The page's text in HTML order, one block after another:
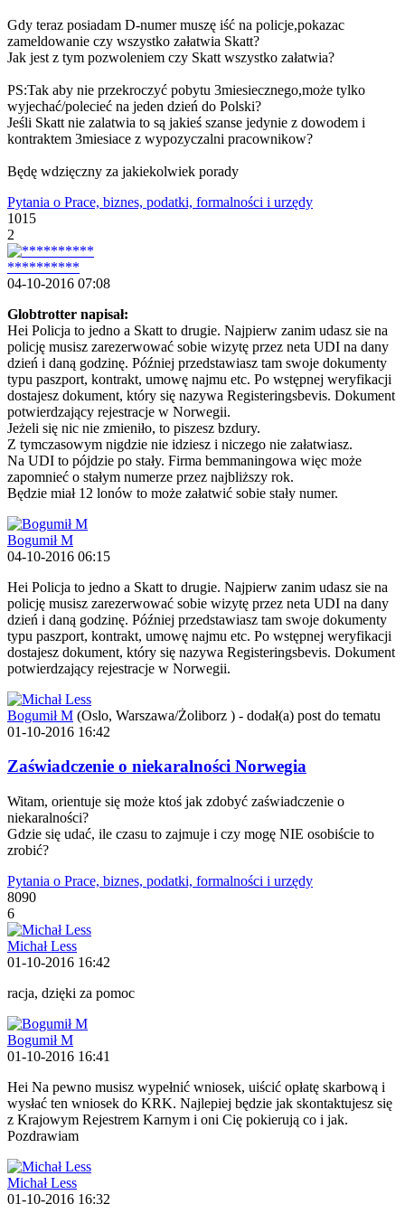
Gdy teraz posiadam D-numer muszę iść na policje,pokazac
zameldowanie czy wszystko załatwia Skatt?
Jak jest z tym pozwoleniem czy Skatt wszystko załatwia?
PS:Tak aby nie przekroczyć pobytu 3miesiecznego,może tylko
wyjechać/polecieć na jeden dzień do Polski?
Jeśli Skatt nie zalatwia to są jakieś szanse jedynie z dowodem i
kontraktem 3miesiace z wypozyczalni pracownikow?
Będę wdzięczny za jakiekolwiek porady
Pytania o Prace, biznes, podatki, formalności i urzędy
1015
2
**********
04-10-2016 07:08
Globtrotter napisał:
Hei Policja to jedno a Skatt to drugie. Najpierw zanim udasz sie na
policję musisz zarezerwować sobie wizytę przez neta UDI na dany
dzień i daną godzinę. Później przedstawiasz tam swoje dokumenty
typu paszport, kontrakt, umowę najmu etc. Po wstępnej weryfikacji
dostajesz dokument, który się nazywa Registeringsbevis. Dokument
potwierdzający rejestracje w Norwegii.
Jeżeli się nic nie zmieniło, to piszesz bzdury.
Z tymczasowym nigdzie nie idziesz i niczego nie załatwiasz.
Na UDI to pójdzie po stały. Firma bemmaningowa więc może
zapomnieć o stałym numerze przez najbliższy rok.
Będzie miał 12 lonów to może załatwić sobie stały numer.
Bogumił M
04-10-2016 06:15
Hei Policja to jedno a Skatt to drugie. Najpierw zanim udasz sie na
policję musisz zarezerwować sobie wizytę przez neta UDI na dany
dzień i daną godzinę. Później przedstawiasz tam swoje dokumenty
typu paszport, kontrakt, umowę najmu etc. Po wstępnej weryfikacji
dostajesz dokument, który się nazywa Registeringsbevis. Dokument
potwierdzający rejestracje w Norwegii.
Bogumił M (Oslo, Warszawa/Żoliborz ) - dodał(a) post do tematu
01-10-2016 16:42
Zaświadczenie o niekaralności Norwegia
Witam, orientuje się może ktoś jak zdobyć zaświadczenie o
niekaralności?
Gdzie się udać, ile czasu to zajmuje i czy mogę NIE osobiście to
zrobić?
Pytania o Prace, biznes, podatki, formalności i urzędy
8090
6
Michał Less
01-10-2016 16:42
racja, dzięki za pomoc
Bogumił M
01-10-2016 16:41
Hei Na pewno musisz wypełnić wniosek, uiścić opłatę skarbową i
wysłać ten wniosek do KRK. Najlepiej będzie jak skontaktujesz się
z Krajowym Rejestrem Karnym i oni Cię pokierują co i jak.
Pozdrawiam
Michał Less
01-10-2016 16:32